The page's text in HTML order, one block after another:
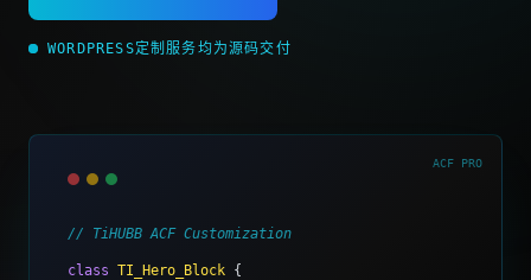
WORDPRESS定制服务均为源码交付
// TiHUBB ACF Customization
class TI_Hero_Block {
ACF PRO